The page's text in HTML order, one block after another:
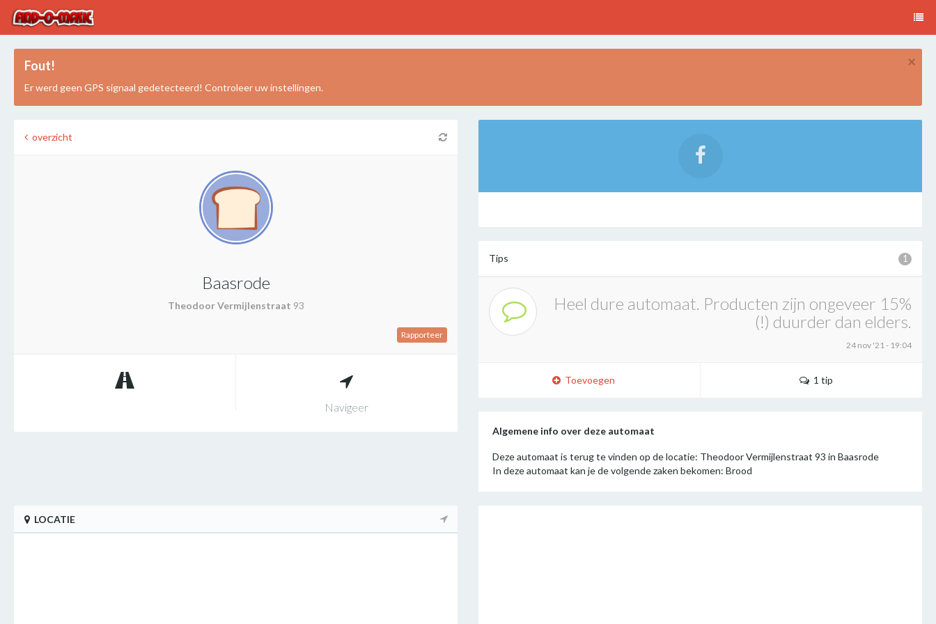
×
Fout!
Er werd geen GPS signaal gedetecteerd! Controleer uw instellingen.
overzicht
Baasrode
Theodoor Vermijlenstraat 93
Rapporteer
Navigeer
1
Tips
Heel dure automaat. Producten zijn ongeveer 15%
(!) duurder dan elders.
24 nov '21 - 19:04
Toevoegen 1 tip
Algemene info over deze automaat
Deze automaat is terug te vinden op de locatie: Theodoor Vermijlenstraat 93 in Baasrode
In deze automaat kan je de volgende zaken bekomen: Brood
LOCATIE